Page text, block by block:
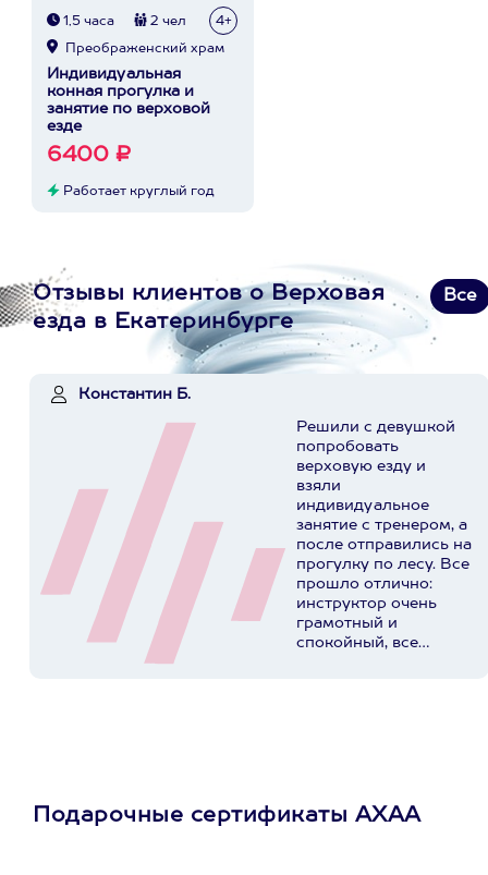
1,5 часа 2 чел 4+
Преображенский храм
Индивидуальная
конная прогулка и
занятие по верховой
езде
6400 ₽
Работает круглый год
Отзывы клиентов о Верховая
езда в Екатеринбурге
Все
Константин Б.
Решили с девушкой
попробовать
верховую езду и
взяли
индивидуальное
занятие с тренером, а
после отправились на
прогулку по лесу. Все
прошло отлично:
инструктор очень
грамотный и
спокойный, все
Спасибо за
Подарочные сертификаты АХАА